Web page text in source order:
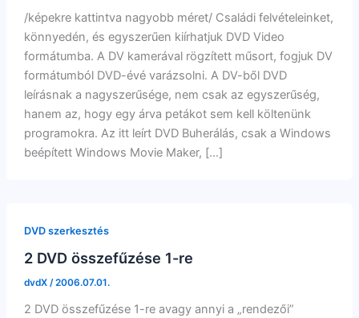
/képekre kattintva nagyobb méret/ Családi felvételeinket,
könnyedén, és egyszerűen kiírhatjuk DVD Video
formátumba. A DV kamerával rögzített műsort, fogjuk DV
formátumból DVD-évé varázsolni. A DV-ből DVD
leírásnak a nagyszerűsége, nem csak az egyszerűség,
hanem az, hogy egy árva petákot sem kell költenünk
programokra. Az itt leírt DVD Buherálás, csak a Windows
beépített Windows Movie Maker, […]
DVD szerkesztés
2 DVD összefűzése 1-re
dvdX /2006.07.01.
2 DVD összefűzése 1-re avagy annyi a „rendezői”